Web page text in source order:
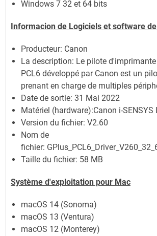
Windows 7 32 et 64 bits
Informacion de Logiciels et software
Producteur: Canon
La description: Le pilote
PCL6 développé par Canon est un
prenant en charge de multiples
Date de sortie: 31 Mai 2022
Matériel (hardware):Canon i-SENSYS
Version du fichier: V2.60
Nom de
fichier:
Taille du fichier: 58 MB
Système d'exploitation pour Mac
macOS 14 (Sonoma)
macOS 13 (Ventura)
macOS 12 (Monterey)